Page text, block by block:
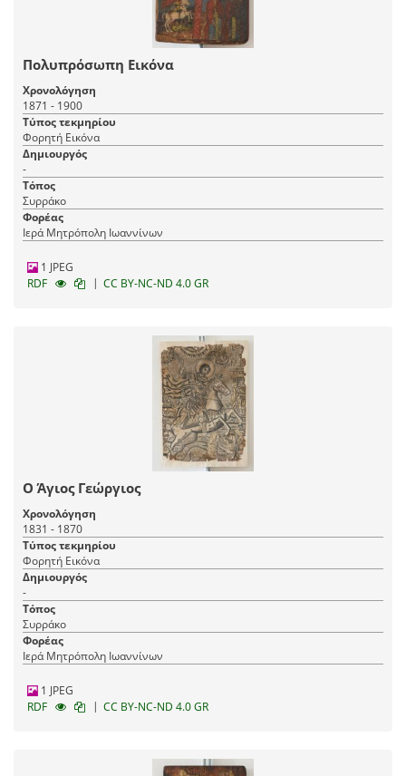
Πολυπρόσωπη Εικόνα
Χρονολόγηση
1871 - 1900
Τύπος τεκμηρίου
Φορητή Εικόνα
Δημιουργός
-
Τόπος
Συρράκο
Φορέας
Ιερά Μητρόπολη Ιωαννίνων
1 JPEG
RDF
| CC BY-NC-ND 4.0 GR
Ο Άγιος Γεώργιος
Χρονολόγηση
1831 - 1870
Τύπος τεκμηρίου
Φορητή Εικόνα
Δημιουργός
-
Τόπος
Συρράκο
Φορέας
Ιερά Μητρόπολη Ιωαννίνων
1 JPEG
RDF
| CC BY-NC-ND 4.0 GR